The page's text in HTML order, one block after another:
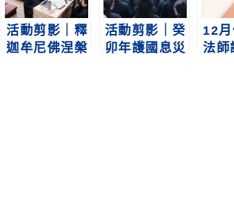
活動剪影｜釋
迦牟尼佛涅槃
活動剪影｜癸
卯年護國息災
12
法師